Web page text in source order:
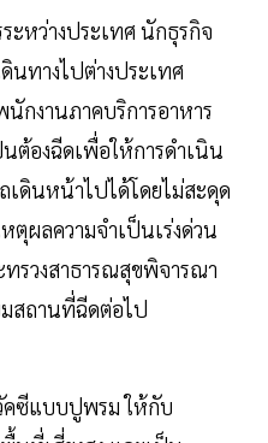
หว่างประเทศ นักธุรกิจ
นทางไปต่างประเทศ
กงานภาคบริการอาหาร
ต้องฉีดเพื่อให้การดำเนิน
เดินหน้าไปได้โดยไม่สะดุด
ตุผลความจำเป็นเร่งด่วน
ทรวงสาธารณสุขพิจารณา
สถานที่ฉีดต่อไป
คซีแบบปูพรม ให้กับ